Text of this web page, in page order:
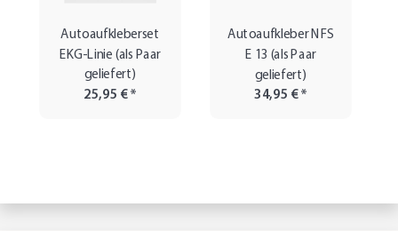
Autoaufkleberset
EKG-Linie (als Paar
geliefert)
25,95 €*
Autoaufkleber NFS
E 13 (als Paar
geliefert)
34,95 €*